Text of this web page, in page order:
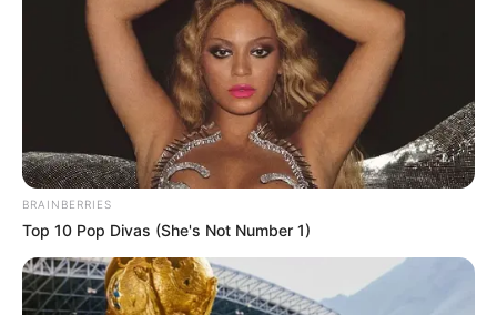
A Museum To Rihanna's Glory Could Soon Be
Brainberries